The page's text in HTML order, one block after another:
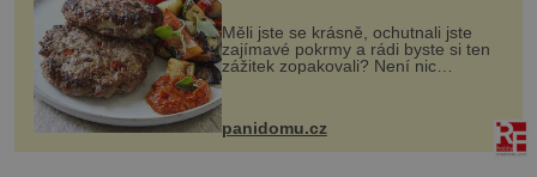
Měli jste se krásně, ochutnali jste
zajímavé pokrmy a rádi byste si ten
zážitek zopakovali? Není nic
snazšího. Pljeskavica (10 porcí)
Možná jste ji ochutnali na dovolené v
bývalé Jugoslávii, lze ji vi...
panidomu.cz